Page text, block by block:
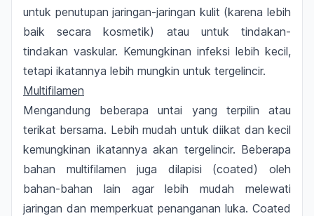
untuk penutupan jaringan-jaringan kulit (karena lebih
baik secara kosmetik) atau untuk tindakan-
tindakan vaskular. Kemungkinan infeksi lebih kecil,
tetapi ikatannya lebih mungkin untuk tergelincir.
Multifilamen
Mengandung beberapa untai yang terpilin atau
terikat bersama. Lebih mudah untuk diikat dan kecil
kemungkinan ikatannya akan tergelincir. Beberapa
bahan multifilamen juga dilapisi (coated) oleh
bahan-bahan lain agar lebih mudah melewati
jaringan dan memperkuat penanganan luka. Coated